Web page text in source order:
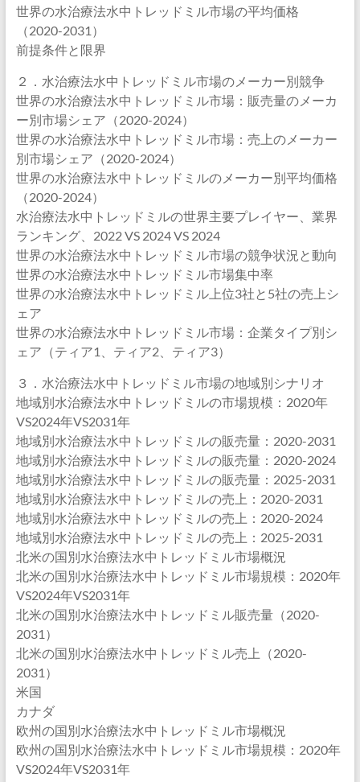
世界の水治療法水中トレッドミル市場の平均価格
（2020-2031）
前提条件と限界
２．水治療法水中トレッドミル市場のメーカー別競争
世界の水治療法水中トレッドミル市場：販売量のメーカ
ー別市場シェア（2020-2024）
世界の水治療法水中トレッドミル市場：売上のメーカー
別市場シェア（2020-2024）
世界の水治療法水中トレッドミルのメーカー別平均価格
（2020-2024）
水治療法水中トレッドミルの世界主要プレイヤー、業界
ランキング、2022 VS 2024 VS 2024
世界の水治療法水中トレッドミル市場の競争状況と動向
世界の水治療法水中トレッドミル市場集中率
世界の水治療法水中トレッドミル上位3社と5社の売上シ
ェア
世界の水治療法水中トレッドミル市場：企業タイプ別シ
ェア（ティア1、ティア2、ティア3）
３．水治療法水中トレッドミル市場の地域別シナリオ
地域別水治療法水中トレッドミルの市場規模：2020年
VS2024年VS2031年
地域別水治療法水中トレッドミルの販売量：2020-2031
地域別水治療法水中トレッドミルの販売量：2020-2024
地域別水治療法水中トレッドミルの販売量：2025-2031
地域別水治療法水中トレッドミルの売上：2020-2031
地域別水治療法水中トレッドミルの売上：2020-2024
地域別水治療法水中トレッドミルの売上：2025-2031
北米の国別水治療法水中トレッドミル市場概況
北米の国別水治療法水中トレッドミル市場規模：2020年
VS2024年VS2031年
北米の国別水治療法水中トレッドミル販売量（2020-
2031）
北米の国別水治療法水中トレッドミル売上（2020-
2031）
米国
カナダ
欧州の国別水治療法水中トレッドミル市場概況
欧州の国別水治療法水中トレッドミル市場規模：2020年
VS2024年VS2031年